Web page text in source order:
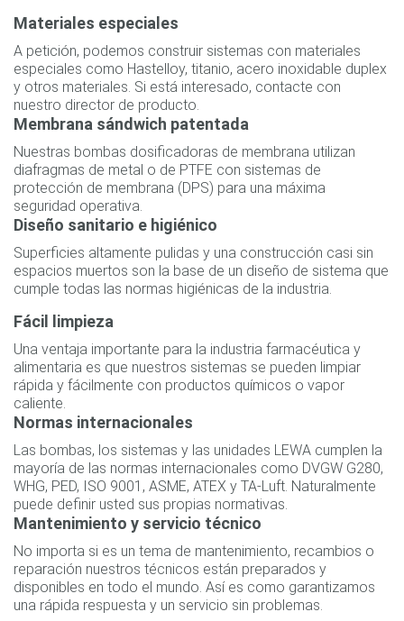
Materiales especiales
A petición, podemos construir sistemas con materiales
especiales como Hastelloy, titanio, acero inoxidable duplex
y otros materiales. Si está interesado, contacte con
nuestro director de producto.
Membrana sándwich patentada
Nuestras bombas dosificadoras de membrana utilizan
diafragmas de metal o de PTFE con sistemas de
protección de membrana (DPS) para una máxima
seguridad operativa.
Diseño sanitario e higiénico
Superficies altamente pulidas y una construcción casi sin
espacios muertos son la base de un diseño de sistema que
cumple todas las normas higiénicas de la industria.
Fácil limpieza
Una ventaja importante para la industria farmacéutica y
alimentaria es que nuestros sistemas se pueden limpiar
rápida y fácilmente con productos químicos o vapor
caliente.
Normas internacionales
Las bombas, los sistemas y las unidades LEWA cumplen la
mayoría de las normas internacionales como DVGW G280,
WHG, PED, ISO 9001, ASME, ATEX y TA-Luft. Naturalmente
puede definir usted sus propias normativas.
Mantenimiento y servicio técnico
No importa si es un tema de mantenimiento, recambios o
reparación nuestros técnicos están preparados y
disponibles en todo el mundo. Así es como garantizamos
una rápida respuesta y un servicio sin problemas.